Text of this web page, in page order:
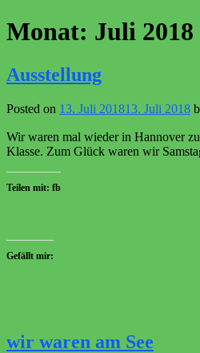
Monat: Juli 2018
Ausstellung
Posted on 13. Juli 201813. Juli 2018
Wir waren mal wieder in Hannover
Klasse. Zum Glück waren wir
Teilen mit: fb
Gefällt mir:
wir waren am See